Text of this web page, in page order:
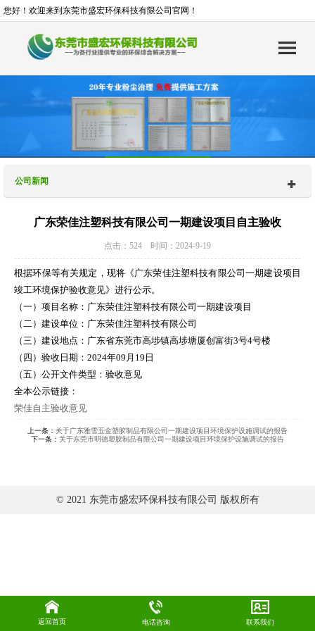
您好！欢迎来到东莞市盛宏环保科技有限公司官网！
公司新闻
广东荣佳注塑科技有限公司一期建设项目自主验收
点击：524 时间：2024-9-19
根据环保等有关规定，现将《广东荣佳注塑科技有限公司一期建设项目
竣工环境保护验收意见》进行公示。
（一）项目名称：广东荣佳注塑科技有限公司一期建设项目
（二）建设单位：广东荣佳注塑科技有限公司
（三）建设地点：广东省东莞市高埗镇高埗塘厦创富街3号4号楼
（四）验收日期：2024年09月19日
（五）公开文件类型：验收意见
全本公示链接：
荣佳自主验收意见
上一条： 关于广东雅雪五金塑胶制品有限公司一期建设项目环境保护设施调试的报告
下一条： 关于东莞市明德塑胶制品有限公司一期建设项目环境保护设施调试的报告
© 2021 东莞市盛宏环保科技有限公司 版权所有
返回首页 电话咨询 联系我们